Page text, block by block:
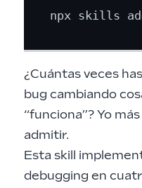
¿Cuántas veces
bug cambiando
“funciona”? Yo
admitir.
Esta skill
debugging en